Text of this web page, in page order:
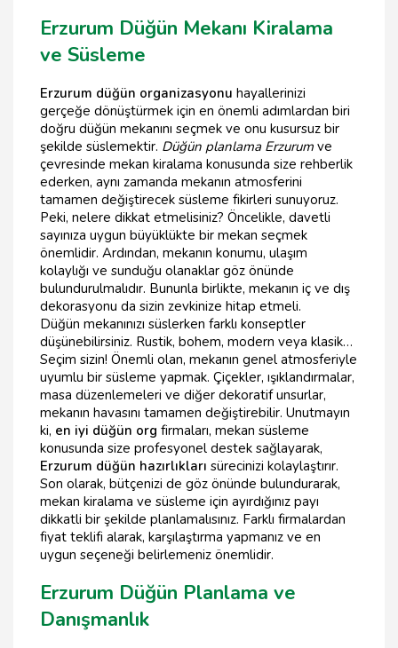
Erzurum Düğün Mekanı Kiralama
ve Süsleme
Erzurum düğün organizasyonu hayallerinizi
gerçeğe dönüştürmek için en önemli adımlardan biri
doğru düğün mekanını seçmek ve onu kusursuz bir
şekilde süslemektir. Düğün planlama Erzurum ve
çevresinde mekan kiralama konusunda size rehberlik
ederken, aynı zamanda mekanın atmosferini
tamamen değiştirecek süsleme fikirleri sunuyoruz.
Peki, nelere dikkat etmelisiniz? Öncelikle, davetli
sayınıza uygun büyüklükte bir mekan seçmek
önemlidir. Ardından, mekanın konumu, ulaşım
kolaylığı ve sunduğu olanaklar göz önünde
bulundurulmalıdır. Bununla birlikte, mekanın iç ve dış
dekorasyonu da sizin zevkinize hitap etmeli.
Düğün mekanınızı süslerken farklı konseptler
düşünebilirsiniz. Rustik, bohem, modern veya klasik…
Seçim sizin! Önemli olan, mekanın genel atmosferiyle
uyumlu bir süsleme yapmak. Çiçekler, ışıklandırmalar,
masa düzenlemeleri ve diğer dekoratif unsurlar,
mekanın havasını tamamen değiştirebilir. Unutmayın
ki, en iyi düğün org firmaları, mekan süsleme
konusunda size profesyonel destek sağlayarak,
Erzurum düğün hazırlıkları sürecinizi kolaylaştırır.
Son olarak, bütçenizi de göz önünde bulundurarak,
mekan kiralama ve süsleme için ayırdığınız payı
dikkatli bir şekilde planlamalısınız. Farklı firmalardan
fiyat teklifi alarak, karşılaştırma yapmanız ve en
uygun seçeneği belirlemeniz önemlidir.
Erzurum Düğün Planlama ve
Danışmanlık